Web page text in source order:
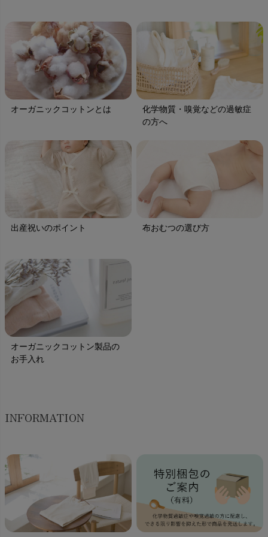
オーガニックコットンとは
化学物質・嗅覚などの過敏症
の方へ
出産祝いのポイント 布おむつの選び方
オーガニックコットン製品の
お手入れ
INFORMATION